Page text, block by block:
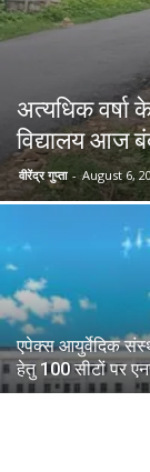
अत्यधिक
विद्यालय आज
वीरेंद्र गुप्ता - August 6,
एपेक्स आयुर्वेदिक
हेतु 100 सीटों पर